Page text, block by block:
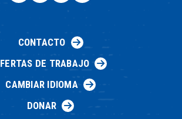
CONTACTO
DE TRABAJO
CAMBIAR IDIOMA
DONAR